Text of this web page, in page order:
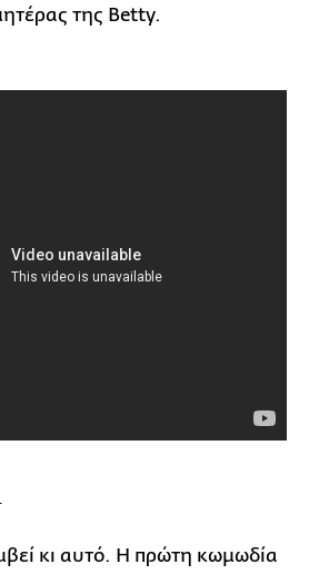
της Betty.
κι αυτό. Η πρώτη κωμωδία